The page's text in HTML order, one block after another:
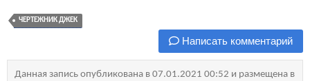
ЧЕРТЕЖНИК ДЖЕК
Написать комментарий
Данная запись опубликована в 07.01.2021 00:52 и размещена в